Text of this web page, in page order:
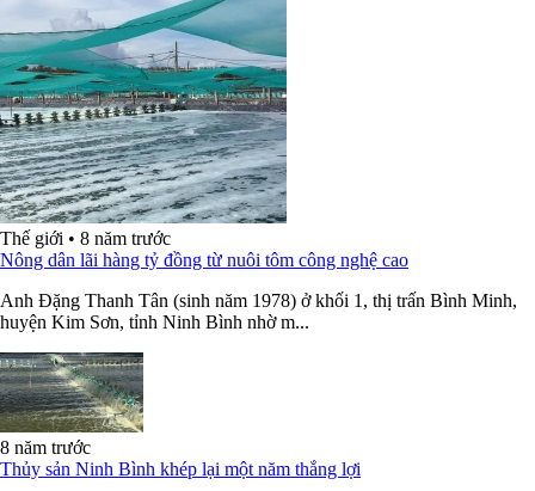
Thế giới • 8 năm trước
Nông dân lãi hàng tỷ đồng từ nuôi tôm công nghệ cao
Anh Đặng Thanh Tân (sinh năm 1978) ở khối 1, thị trấn Bình Minh,
huyện Kim Sơn, tỉnh Ninh Bình nhờ m...
8 năm trước
Thủy sản Ninh Bình khép lại một năm thắng lợi